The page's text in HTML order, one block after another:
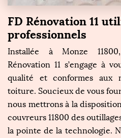
FD Rénovation 11
professionnels
Installée à Monze
Rénovation 11 s’engage à
qualité et conformes aux
toiture. Soucieux de vous
nous mettrons à la
couvreurs 11800 des
la pointe de la technologie.